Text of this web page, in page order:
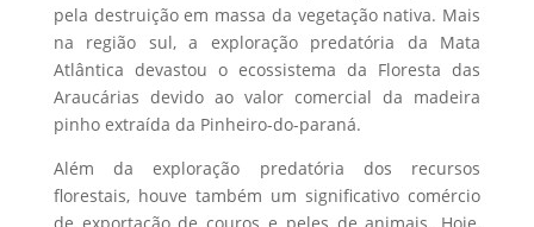
pela destruição em massa da vegetação nativa. Mais
na região sul, a exploração predatória da Mata
Atlântica devastou o ecossistema da Floresta das
Araucárias devido ao valor comercial da madeira
pinho extraída da Pinheiro-do-paraná.
Além da exploração predatória dos recursos
florestais, houve também um significativo comércio